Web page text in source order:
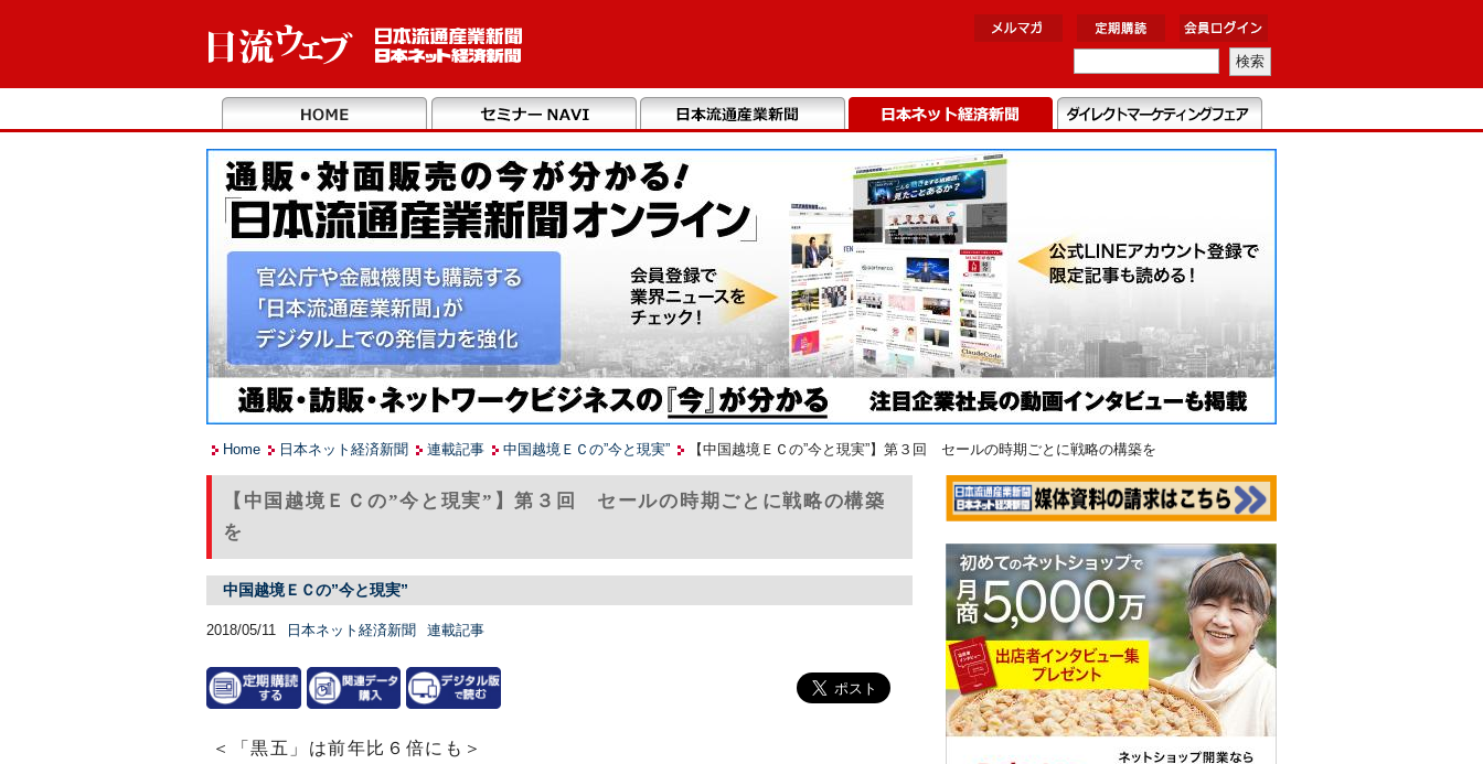
Home 日本ネット経済新聞 連載記事 中国越境ＥＣの”今と現実” 【中国越境ＥＣの”今と現実”】第３回 セールの時期ごとに戦略の構築を
【中国越境ＥＣの”今と現実”】第３回 セールの時期ごとに戦略の構築
を
中国越境ＥＣの”今と現実”
2018/05/11 日本ネット経済新聞 連載記事
＜「黒五」は前年比６倍にも＞